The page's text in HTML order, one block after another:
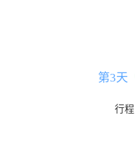
第3天
行程